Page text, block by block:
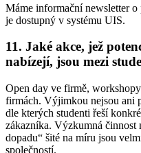
Máme informační newsletter
je dostupný v systému UIS.
11. Jaké akce, jež
nabízejí, jsou mezi
Open day ve firmě,
firmách. Výjimkou nejsou ani
dle kterých studenti řeší
zákazníka. Výzkumná činnost
dopadu“ šité na míru jsou
společností.